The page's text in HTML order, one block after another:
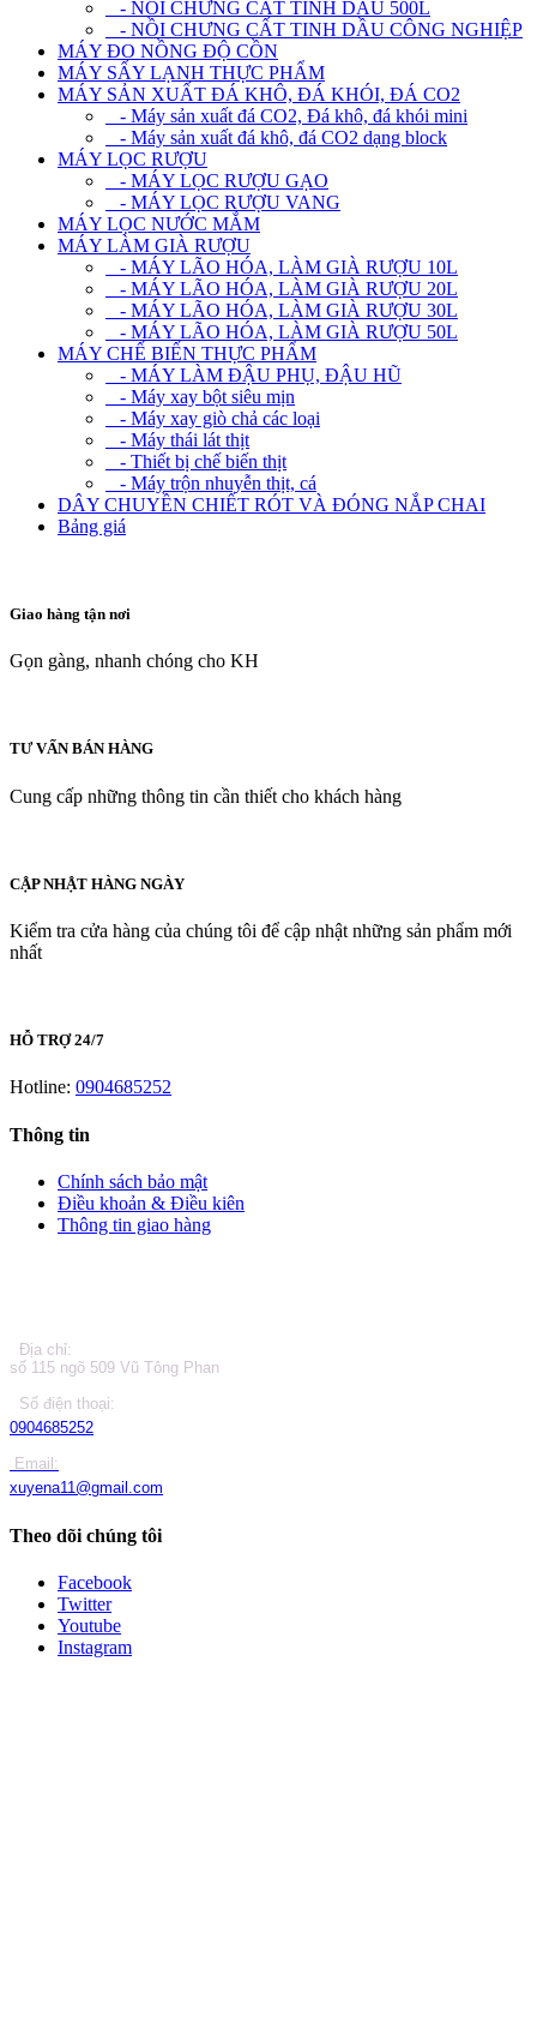
- NỒI CHƯNG CẤT TINH DẦU 500L
- NỒI CHƯNG CẤT TINH DẦU CÔNG NGHIỆP
MÁY ĐO NỒNG ĐỘ CỒN
MÁY SẤY LẠNH THỰC PHẨM
MÁY SẢN XUẤT ĐÁ KHÔ, ĐÁ KHÓI, ĐÁ CO2
- Máy sản xuất đá CO2, Đá khô, đá khói mini
- Máy sản xuất đá khô, đá CO2 dạng block
MÁY LỌC RƯỢU
- MÁY LỌC RƯỢU GẠO
- MÁY LỌC RƯỢU VANG
MÁY LỌC NƯỚC MẮM
MÁY LÀM GIÀ RƯỢU
- MÁY LÃO HÓA, LÀM GIÀ RƯỢU 10L
- MÁY LÃO HÓA, LÀM GIÀ RƯỢU 20L
- MÁY LÃO HÓA, LÀM GIÀ RƯỢU 30L
- MÁY LÃO HÓA, LÀM GIÀ RƯỢU 50L
MÁY CHẾ BIẾN THỰC PHẨM
- MÁY LÀM ĐẬU PHỤ, ĐẬU HŨ
- Máy xay bột siêu mịn
- Máy xay giò chả các loại
- Máy thái lát thịt
- Thiết bị chế biến thịt
- Máy trộn nhuyễn thịt, cá
DÂY CHUYỀN CHIẾT RÓT VÀ ĐÓNG NẮP CHAI
Bảng giá
Giao hàng tận nơi
Gọn gàng, nhanh chóng cho KH
TƯ VẤN BÁN HÀNG
Cung cấp những thông tin cần thiết cho khách hàng
CẬP NHẬT HÀNG NGÀY
Kiểm tra cửa hàng của chúng tôi để cập nhật những sản phẩm mới
nhất
HỖ TRỢ 24/7
Hotline: 0904685252
Thông tin
Chính sách bảo mật
Điều khoản & Điều kiên
Thông tin giao hàng
Địa chỉ:
số 115 ngõ 509 Vũ Tông Phan
Số điện thoại:
0904685252
Email:
xuyena11@gmail.com
Theo dõi chúng tôi
Facebook
Twitter
Youtube
Instagram